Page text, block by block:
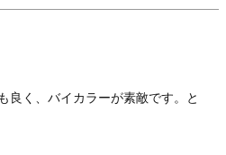
良く、バイカラーが素敵です。と